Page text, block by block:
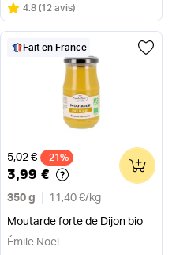
Note
4.8 sur 5
(12 avis)
Fait en France
Ancien prix
5,02 € -21%
3,99 €
350 g 11,40 €/ kg
Moutarde forte de Dijon bio
0
Émile Noël